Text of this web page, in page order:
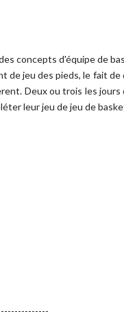
concepts d'équipe de
de jeu des pieds, le fait de
Deux ou trois les
leur jeu de jeu de